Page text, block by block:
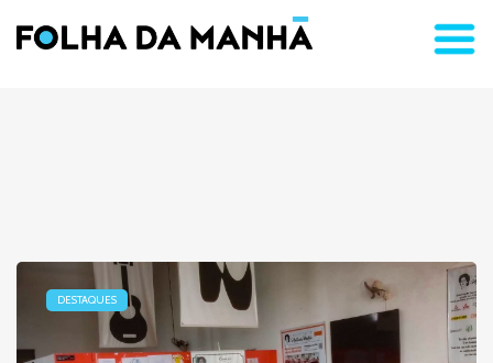
DESTAQUES